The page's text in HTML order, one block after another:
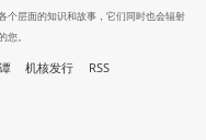
个层面的知识和故事，它们同时也会辐射
。
机核发行 RSS